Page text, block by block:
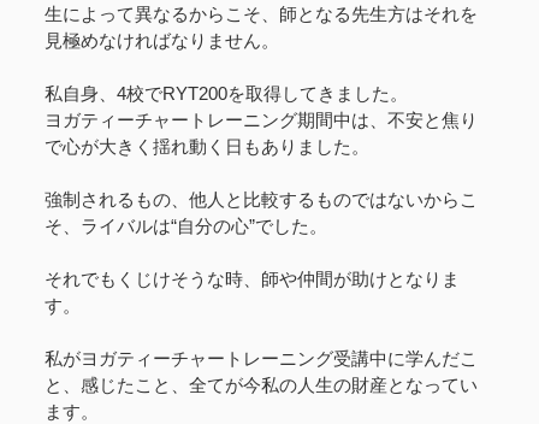
生によって異なるからこそ、師となる先生方はそれを
見極めなければなりません。
私自身、4校でRYT200を取得してきました。
ヨガティーチャートレーニング期間中は、不安と焦り
で心が大きく揺れ動く日もありました。
強制されるもの、他人と比較するものではないからこ
そ、ライバルは“自分の心”でした。
それでもくじけそうな時、師や仲間が助けとなりま
す。
私がヨガティーチャートレーニング受講中に学んだこ
と、感じたこと、全てが今私の人生の財産となってい
ます。